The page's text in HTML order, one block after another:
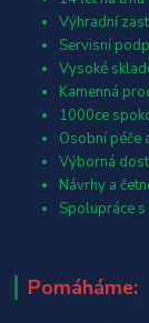
Výhradní
Servisní
Vysoké
Kamenná
1000ce
Osobní péče
Výborná
Návrhy a
Spolupráce
Pomáháme: